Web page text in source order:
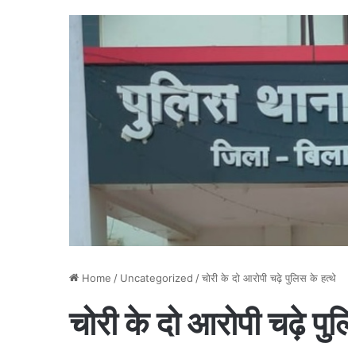
Home / Uncategorized /चोरी के दो आरोपी चढ़े पुलिस के हत्थे
चोरी के दो आरोपी चढ़े